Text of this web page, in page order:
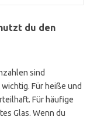
du den
sind
Für heiße und
Für häufige
Glas. Wenn du